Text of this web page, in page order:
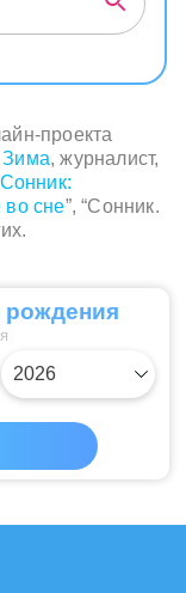
проекта
, журналист,
Сонник:
во сне”, “Сонник.
рождения